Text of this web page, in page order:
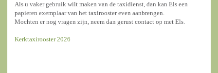
Als u vaker gebruik wilt maken van de taxidienst, dan kan Els een
papieren exemplaar van het taxirooster even aanbrengen.
Mochten er nog vragen zijn, neem dan gerust contact op met Els.
Kerktaxirooster 2026